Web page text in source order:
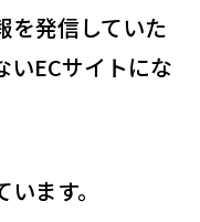
を発信していた
いECサイトにな
ます。